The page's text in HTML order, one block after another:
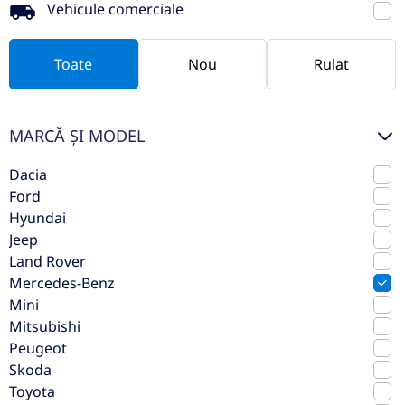
41.769€ Vezi oferta
rulat
Mercedes-Benz GLE 350 de
4MATIC SUV cu tehnologie EQ
hybrid
Vehicule comerciale
Toate Nou Rulat
MARCĂ ȘI MODEL
Dacia
Ford
Hyundai
Jeep
Land Rover
Mercedes-Benz
Mini
Mitsubishi
Peugeot
Skoda
Toyota